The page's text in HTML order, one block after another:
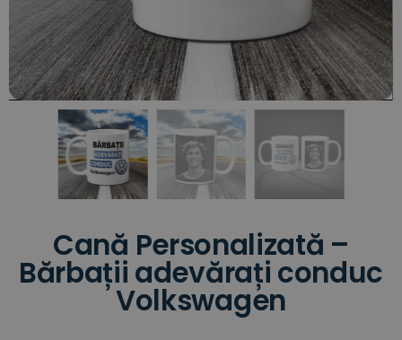
Cană Personalizată –
Bărbații adevărați conduc
Volkswagen